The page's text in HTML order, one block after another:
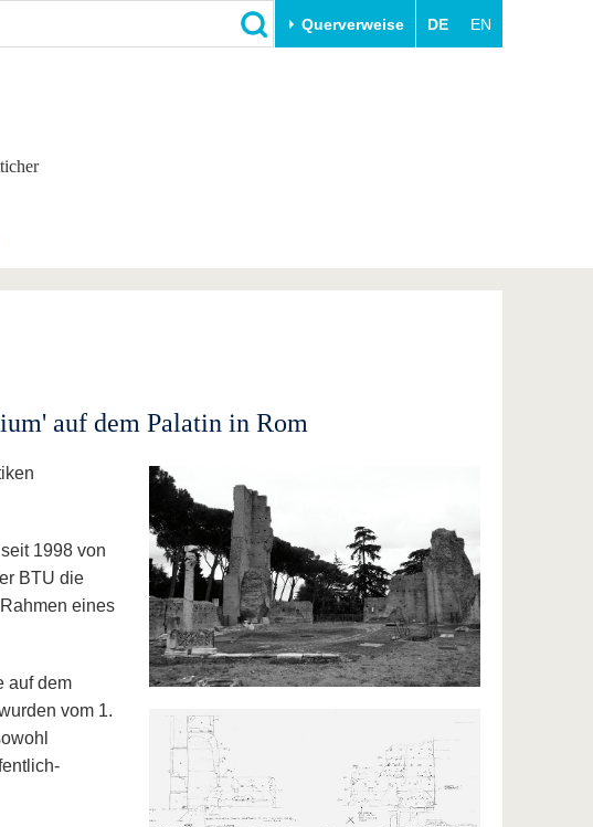
Querverweise DE EN
Innovative Transferprojekte
BTU & Region erleben
auf dem Palatin in Rom
1998 von
BTU die
eines
auf dem
vom 1.